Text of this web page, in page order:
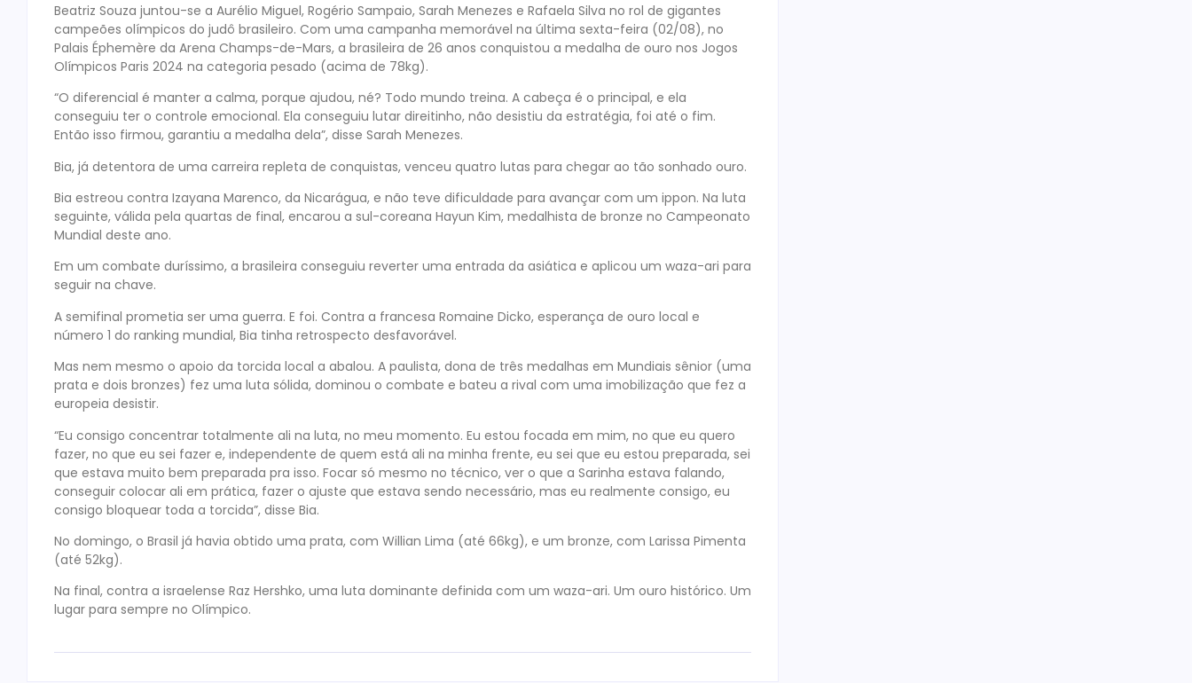
Beatriz Souza juntou-se a Aurélio Miguel, Rogério Sampaio, Sarah Menezes e Rafaela Silva no rol de gigantes
campeões olímpicos do judô brasileiro. Com uma campanha memorável na última sexta-feira (02/08), no
Palais Éphemère da Arena Champs-de-Mars, a brasileira de 26 anos conquistou a medalha de ouro nos Jogos
Olímpicos Paris 2024 na categoria pesado (acima de 78kg).
“O diferencial é manter a calma, porque ajudou, né? Todo mundo treina. A cabeça é o principal, e ela
conseguiu ter o controle emocional. Ela conseguiu lutar direitinho, não desistiu da estratégia, foi até o fim.
Então isso firmou, garantiu a medalha dela”, disse Sarah Menezes.
Bia, já detentora de uma carreira repleta de conquistas, venceu quatro lutas para chegar ao tão sonhado ouro.
Bia estreou contra Izayana Marenco, da Nicarágua, e não teve dificuldade para avançar com um ippon. Na luta
seguinte, válida pela quartas de final, encarou a sul-coreana Hayun Kim, medalhista de bronze no Campeonato
Mundial deste ano.
Em um combate duríssimo, a brasileira conseguiu reverter uma entrada da asiática e aplicou um waza-ari para
seguir na chave.
A semifinal prometia ser uma guerra. E foi. Contra a francesa Romaine Dicko, esperança de ouro local e
número 1 do ranking mundial, Bia tinha retrospecto desfavorável.
Mas nem mesmo o apoio da torcida local a abalou. A paulista, dona de três medalhas em Mundiais sênior (uma
prata e dois bronzes) fez uma luta sólida, dominou o combate e bateu a rival com uma imobilização que fez a
europeia desistir.
“Eu consigo concentrar totalmente ali na luta, no meu momento. Eu estou focada em mim, no que eu quero
fazer, no que eu sei fazer e, independente de quem está ali na minha frente, eu sei que eu estou preparada, sei
que estava muito bem preparada pra isso. Focar só mesmo no técnico, ver o que a Sarinha estava falando,
conseguir colocar ali em prática, fazer o ajuste que estava sendo necessário, mas eu realmente consigo, eu
consigo bloquear toda a torcida”, disse Bia.
No domingo, o Brasil já havia obtido uma prata, com Willian Lima (até 66kg), e um bronze, com Larissa Pimenta
(até 52kg).
Na final, contra a israelense Raz Hershko, uma luta dominante definida com um waza-ari. Um ouro histórico. Um
lugar para sempre no Olímpico.